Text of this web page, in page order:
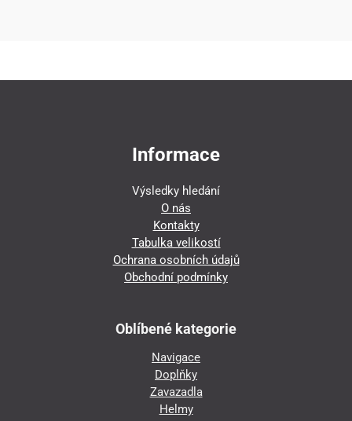
Informace
Výsledky hledání
O nás
Kontakty
Tabulka velikostí
Ochrana osobních údajů
Obchodní podmínky
Oblíbené kategorie
Navigace
Doplňky
Zavazadla
Helmy